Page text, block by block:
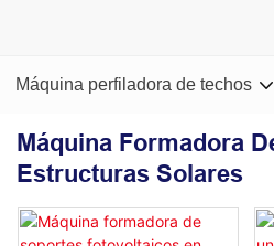
Máquina perfiladora de techos
Máquina Formadora
Estructuras Solares